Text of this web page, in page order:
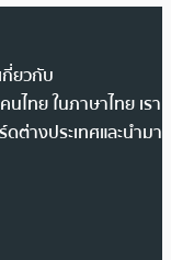
ยวกับ
ไทย ในภาษาไทย เรา
ต่างประเทศและนำมา